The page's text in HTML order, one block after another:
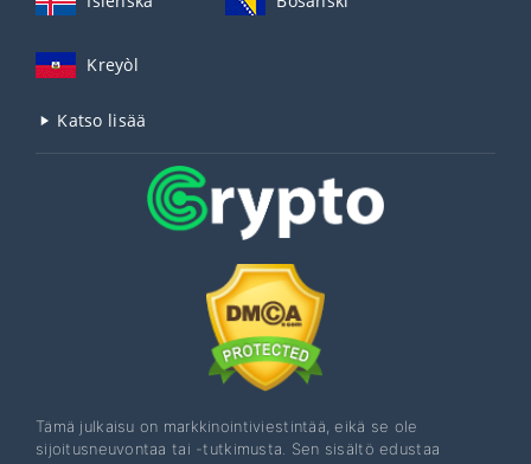
Kreyòl
Katso lisää
Tämä julkaisu on markkinointiviestintää, eikä se ole
sijoitusneuvontaa tai -tutkimusta. Sen sisältö edustaa